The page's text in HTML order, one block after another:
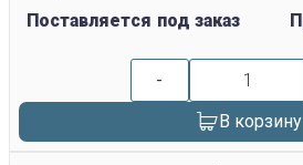
Поставляется под заказ
-
В корзину